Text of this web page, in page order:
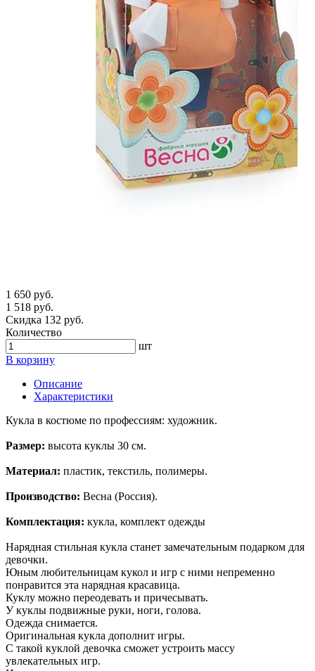
1 650 руб.
1 518 руб.
Скидка 132 руб.
Количество
шт
В корзину
Описание
Характеристики
Кукла в костюме по профессиям: художник.
Размер: высота куклы 30 см.
Материал: пластик, текстиль, полимеры.
Производство: Весна (Россия).
Комплектация: кукла, комплект одежды
Нарядная стильная кукла станет замечательным подарком для
девочки.
Юным любительницам кукол и игр с ними непременно
понравится эта нарядная красавица.
Куклу можно переодевать и причесывать.
У куклы подвижные руки, ноги, голова.
Одежда снимается.
Оригинальная кукла дополнит игры.
С такой куклой девочка сможет устроить массу
увлекательных игр.